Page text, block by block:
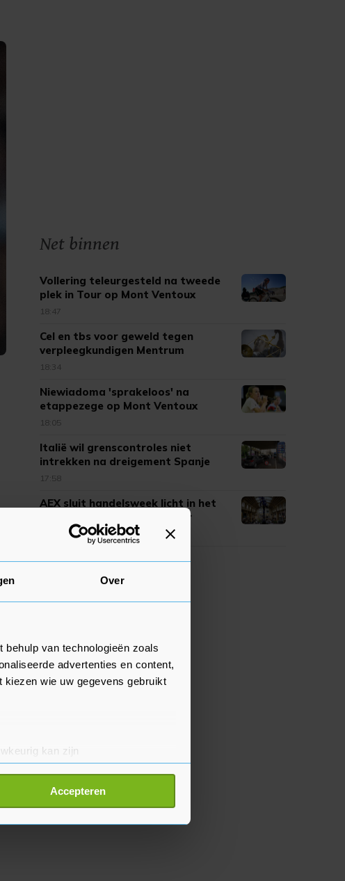
Over
van technologieën zoals
advertenties en content,
kiezen wie uw gegevens gebruikt
kan zijn
(fingerprinting)
het
detailgedeelte
Accepteren
Net binnen
Vollering teleurgesteld na tweede
plek in Tour op Mont Ventoux
18:47
Cel en tbs voor geweld tegen
verpleegkundigen Mentrum
18:34
Niewiadoma 'sprakeloos' na
etappezege op Mont Ventoux
18:05
Italië wil grenscontroles niet
intrekken na dreigement Spanje
17:58
AEX sluit handelsweek licht in het
rood, SBM Offshore verliezer